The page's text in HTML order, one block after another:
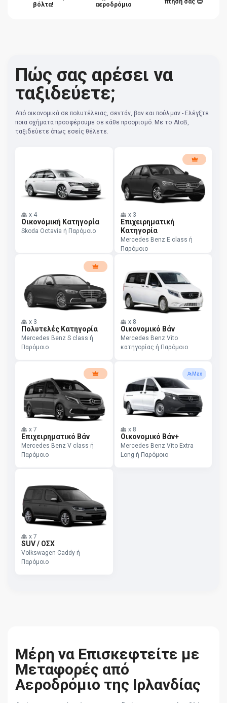
βόλτα!
αεροδρόμιο
πτήση σας 😊
Πώς σας αρέσει να
ταξιδεύετε;
Από οικονομικά σε πολυτέλειας, σεντάν, βαν και πούλμαν - Ελέγξτε
ποια οχήματα προσφέρουμε σε κάθε προορισμό. Με το AtoB,
ταξιδεύετε όπως εσείς θέλετε.
x 4
Οικονομική Κατηγορία
Skoda Octavia ή Παρόμοιο
x 3
Επιχειρηματική
Κατηγορία
Mercedes Benz E class ή
Παρόμοιο
x 3
Πολυτελές Κατηγορία
Mercedes Benz S class ή
Παρόμοιο
x 8
Οικονομικό Βάν
Mercedes Benz Vito
κατηγορίας ή Παρόμοιο
x 7
Επιχειρηματικό Βάν
Mercedes Benz V class ή
Παρόμοιο
Max
x 8
Οικονομικό Βάν+
Mercedes Benz Vito Extra
Long ή Παρόμοιο
x 7
SUV / ΟΣΧ
Volkswagen Caddy ή
Παρόμοιο
Μέρη να Επισκεφτείτε με
Μεταφορές από
Αεροδρόμιο της Ιρλανδίας